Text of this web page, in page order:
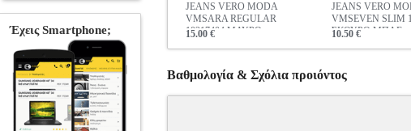
JEANS VERO MODA
VMSARA REGULAR
10217404 ΜΑΥΡΟ
15.00 €
JEANS VERO
VMSEVEN SLIM
ΣΚΟΥΡΟ ΜΠΛΕ
10.50 €
Βαθμολογία & Σχόλια προιόντος